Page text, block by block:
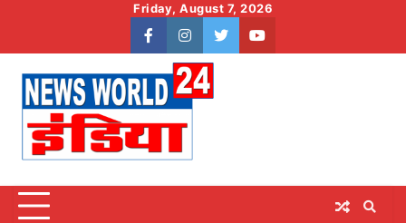
content
Friday, August 7, 2026
facebookinstagram
twitteryoutube